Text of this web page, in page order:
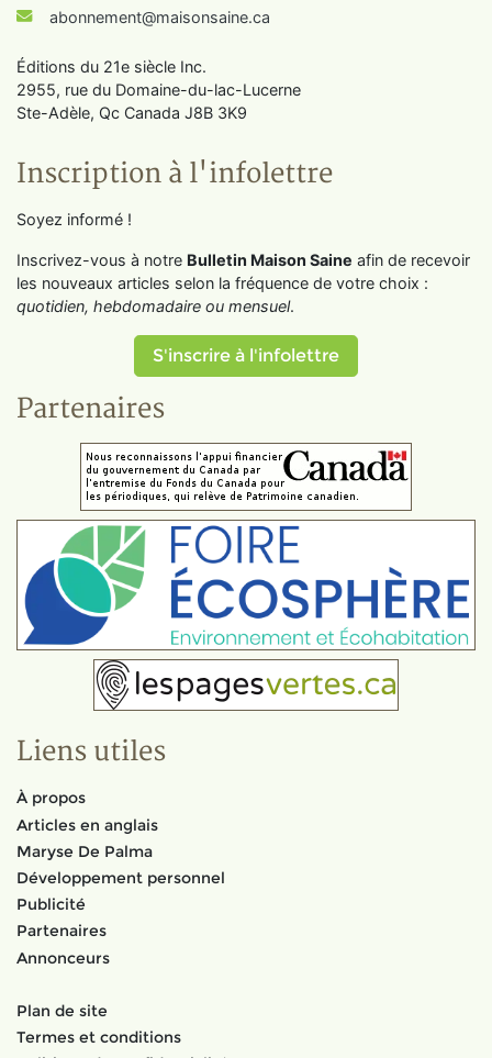
abonnement@maisonsaine.ca
Éditions du 21e siècle Inc.
2955, rue du Domaine-du-lac-Lucerne
Ste-Adèle, Qc Canada J8B 3K9
Inscription à l'infolettre
Soyez informé !
Inscrivez-vous à notre Bulletin Maison Saine afin de recevoir
les nouveaux articles selon la fréquence de votre choix :
quotidien, hebdomadaire ou mensuel.
S'inscrire à l'infolettre
Partenaires
Liens utiles
À propos
Articles en anglais
Maryse De Palma
Développement personnel
Publicité
Partenaires
Annonceurs
Plan de site
Termes et conditions